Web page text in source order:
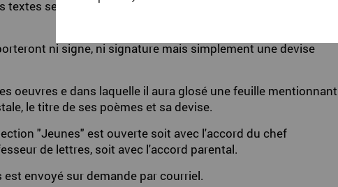
textes seront accompagnés de leur traduction et de la mention
ni signe, ni signature mais simplement une devise
oeuvres e dans laquelle il aura glosé une feuille mentionnant
le titre de ses poèmes et sa devise.
"Jeunes" est ouverte soit avec l'accord du chef
de lettres, soit avec l'accord parental.
envoyé sur demande par courriel.